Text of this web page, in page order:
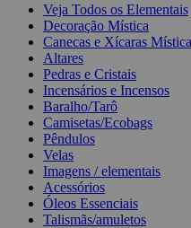
Veja Todos os Elementais
Decoração Mística
Canecas e Xícaras
Altares
Pedras e Cristais
Incensários e Incensos
Baralho/Tarô
Camisetas/Ecobags
Pêndulos
Velas
Imagens / elementais
Acessórios
Óleos Essenciais
Talismãs/amuletos